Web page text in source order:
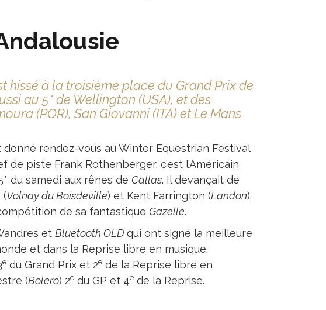
hissé à la troisième place du Grand Prix de
au 5* de Wellington (USA), et des
(POR), San Giovanni (ITA) et Le Mans
donné rendez-vous au Winter Equestrian Festival
piste Frank Rothenberger, c’est l’Américain
du samedi aux rênes de Callas. Il devançait de
(Volnay du Boisdeville) et Kent Farrington (Landon).
de sa fantastique Gazelle.
et Bluetooth OLDqui ont signé la meilleure
et dans la Reprise libre en musique.
edu Grand Prix et 2ede la Reprise libre en
(Bolero) 2edu GP et 4ede la Reprise.